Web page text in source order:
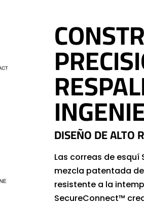
DISEÑO DE ALTO
Las correas de
mezcla patentada
resistente a la
SecureConnect™